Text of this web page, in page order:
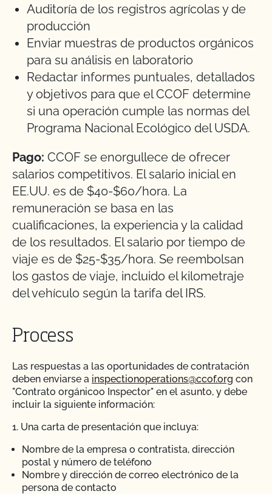
Auditoría de los registros agrícolas y de
producción
Enviar muestras de productos orgánicos
para su análisis en laboratorio
Redactar informes puntuales, detallados
y objetivos para que el CCOF determine
si una operación cumple las normas del
Programa Nacional Ecológico del USDA.
Pago: CCOF se enorgullece de ofrecer
salarios competitivos. El salario inicial en
EE.UU. es de $40-$60/hora. La
remuneración se basa en las
cualificaciones, la experiencia y la calidad
de los resultados. El salario por tiempo de
viaje es de $25-$35/hora. Se reembolsan
los gastos de viaje, incluido el kilometraje
del vehículo según la tarifa del IRS.
Process
Las respuestas a las oportunidades de contratación
deben enviarse a inspectionoperations@ccof.org con
"Contrato orgánicoo Inspector" en el asunto, y debe
incluir la siguiente información:
1. Una carta de presentación que incluya:
Nombre de la empresa o contratista, dirección
postal y número de teléfono
Nombre y dirección de correo electrónico de la
persona de contacto